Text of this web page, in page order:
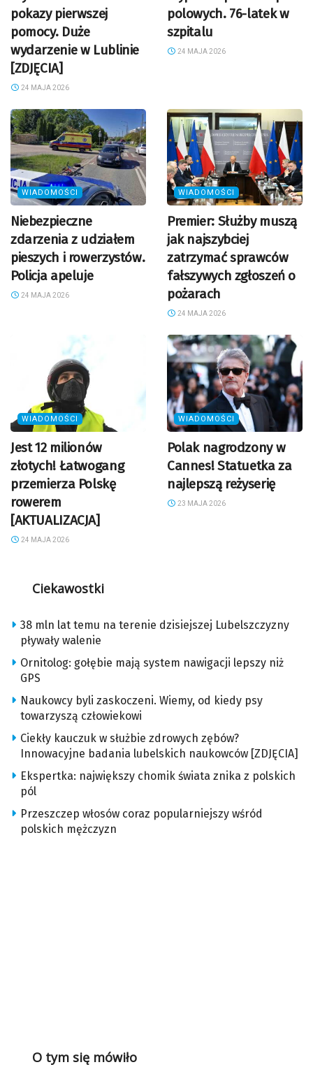
pokazy pierwszej
pomocy. Duże
wydarzenie w Lublinie
[ZDJĘCIA]
24 MAJA 2026
polowych. 76-latek w
szpitalu
24 MAJA 2026
WIADOMOŚCI
Niebezpieczne
zdarzenia z udziałem
pieszych i rowerzystów.
Policja apeluje
24 MAJA 2026
WIADOMOŚCI
Premier: Służby muszą
jak najszybciej
zatrzymać sprawców
fałszywych zgłoszeń o
pożarach
24 MAJA 2026
WIADOMOŚCI
Jest 12 milionów
złotych! Łatwogang
przemierza Polskę
rowerem
[AKTUALIZACJA]
24 MAJA 2026
WIADOMOŚCI
Polak nagrodzony w
Cannes! Statuetka za
najlepszą reżyserię
23 MAJA 2026
Ciekawostki
38 mln lat temu na terenie dzisiejszej Lubelszczyzny
pływały walenie
Ornitolog: gołębie mają system nawigacji lepszy niż
GPS
Naukowcy byli zaskoczeni. Wiemy, od kiedy psy
towarzyszą człowiekowi
Ciekły kauczuk w służbie zdrowych zębów?
Innowacyjne badania lubelskich naukowców [ZDJĘCIA]
Ekspertka: największy chomik świata znika z polskich
pól
Przeszczep włosów coraz popularniejszy wśród
polskich mężczyzn
O tym się mówiło